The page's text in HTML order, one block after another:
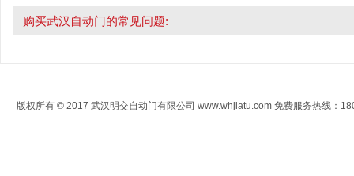
购买武汉自动门的常见问题:
版权所有 © 2017 武汉明交自动门有限公司 www.whjiatu.com 免费服务热线：